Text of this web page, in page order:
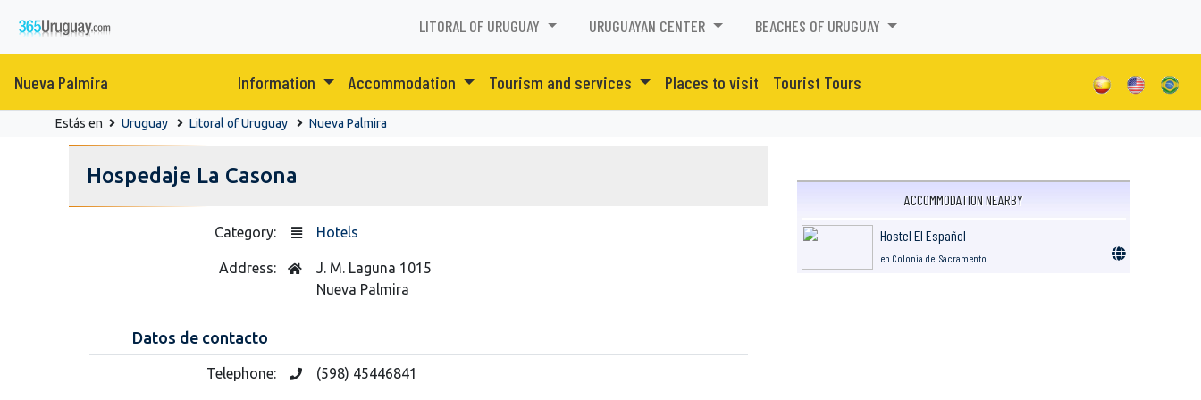
LITORAL OF URUGUAY URUGUAYAN CENTER BEACHES OF URUGUAY
Nueva Palmira Information Accommodation Tourism and services Places to visit Tourist Tours
Estás en Uruguay Litoral of Uruguay Nueva Palmira
Hospedaje La Casona
Category: Hotels
Address:
J. M. Laguna 1015
Nueva Palmira
Datos de contacto
Telephone: (598) 45446841
ACCOMMODATION NEARBY
Hostel El Español
en Colonia del Sacramento